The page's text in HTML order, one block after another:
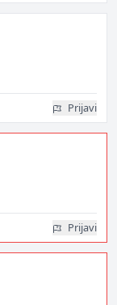
Prijavi
Prijavi